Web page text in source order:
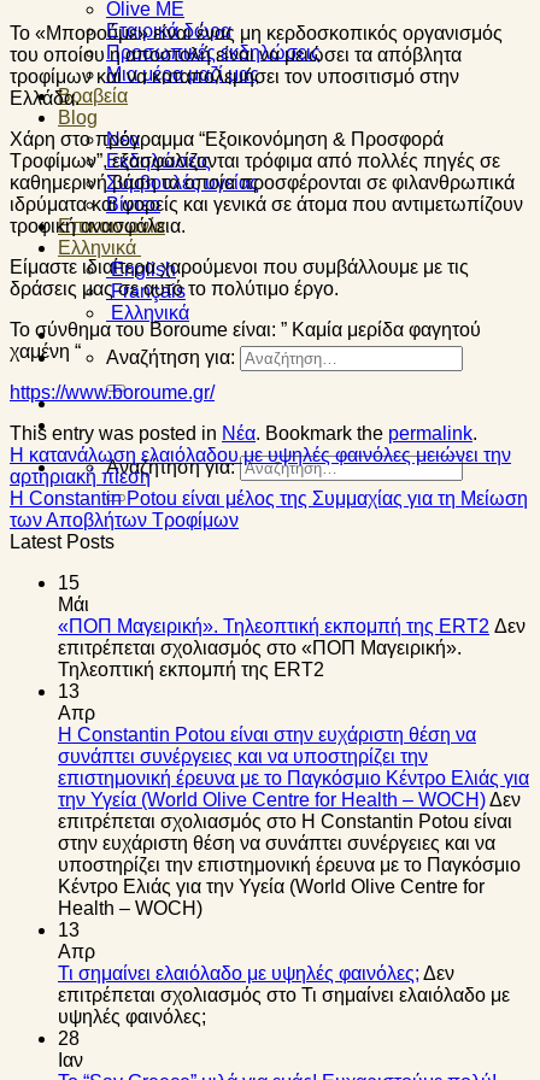
Olive ME
Εταιρικά δώρα
Προσωπικές εκδηλώσεις
Μια μέρα μαζί μας
Βραβεία
Blog
Νέα
Εκδηλώσεις
Συμβουλές υγείας
Βίντεο
Επικοινωνία
Ελληνικά
English
Français
Ελληνικά
Αναζήτηση για:
Αναζήτηση για:
Το «Μπορούμε» είναι ένας μη κερδοσκοπικός οργανισμός
του οποίου η αποστολή είναι να μειώσει τα απόβλητα
τροφίμων και να καταπολεμήσει τον υποσιτισμό στην
Ελλάδα.
Χάρη στο πρόγραμμα “Εξοικονόμηση & Προσφορά
Τροφίμων”, εξασφαλίζονται τρόφιμα από πολλές πηγές σε
καθημερινή βάση τα οποία προσφέρονται σε φιλανθρωπικά
ιδρύματα και φορείς και γενικά σε άτομα που αντιμετωπίζουν
τροφική ανασφάλεια.
Είμαστε ιδιαίτερα χαρούμενοι που συμβάλλουμε με τις
δράσεις μας σε αυτό το πολύτιμο έργο.
Το σύνθημα του Boroume είναι: ” Καμία μερίδα φαγητού
χαμένη “
https://www.boroume.gr/
This entry was posted in Νέα. Bookmark the permalink.
Η κατανάλωση ελαιόλαδου με υψηλές φαινόλες μειώνει την
αρτηριακή πίεση
H Constantin Potou είναι μέλος της Συμμαχίας για τη Μείωση
των Αποβλήτων Τροφίμων
Latest Posts
15
Μάι
«ΠΟΠ Μαγειρική». Τηλεοπτική εκπομπή της ERT2 Δεν
επιτρέπεται σχολιασμός στο «ΠΟΠ Μαγειρική».
Τηλεοπτική εκπομπή της ERT2
13
Απρ
Η Constantin Potou είναι στην ευχάριστη θέση να
συνάπτει συνέργειες και να υποστηρίζει την
επιστημονική έρευνα με το Παγκόσμιο Κέντρο Ελιάς για
την Υγεία (World Olive Centre for Health – WOCH)Δεν
επιτρέπεται σχολιασμός στο Η Constantin Potou είναι
στην ευχάριστη θέση να συνάπτει συνέργειες και να
υποστηρίζει την επιστημονική έρευνα με το Παγκόσμιο
Κέντρο Ελιάς για την Υγεία (World Olive Centre for
Health – WOCH)
13
Απρ
Τι σημαίνει ελαιόλαδο με υψηλές φαινόλες; Δεν
επιτρέπεται σχολιασμός στο Τι σημαίνει ελαιόλαδο με
υψηλές φαινόλες;
28
Ιαν